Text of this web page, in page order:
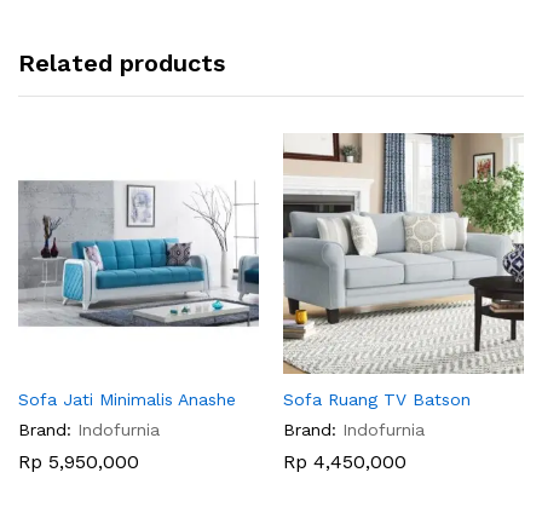
Related products
Sofa Jati Minimalis Anashe
Brand: Indofurnia
Rp 5,950,000
Sofa Ruang TV Batson
Brand: Indofurnia
Rp 4,450,000